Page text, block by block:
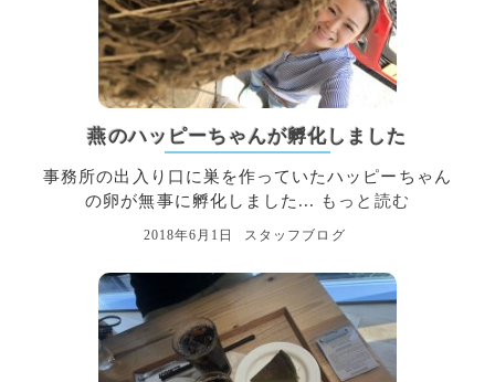
燕のハッピーちゃんが孵化しました
事務所の出入り口に巣を作っていたハッピーちゃん
の卵が無事に孵化しました...
もっと読む
2018年6月1日 スタッフブログ